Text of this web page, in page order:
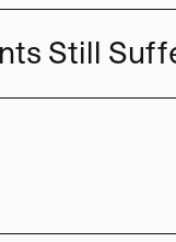
Still